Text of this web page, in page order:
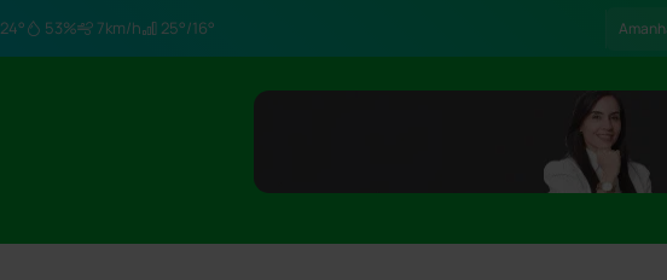
24° 53% 7km/h 25°/16°